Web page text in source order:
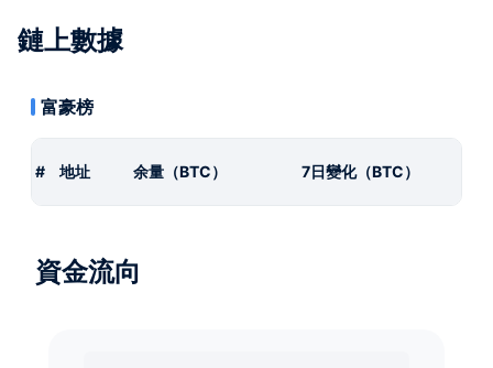
鏈上數據
富豪榜
# 地址 余量（BTC） 7日變化（BTC）
資金流向